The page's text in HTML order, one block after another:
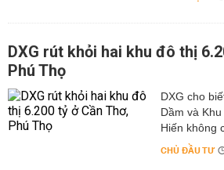
DXG rút khỏi hai khu đô thị
Phú Thọ
DXG cho
Dầm và
Hiến không
CHỦ ĐẦU TƯ